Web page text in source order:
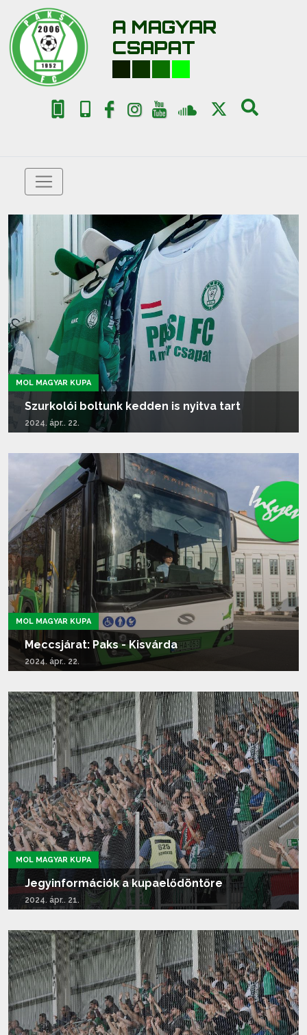
A MAGYAR
CSAPAT
MOL MAGYAR KUPA
Szurkolói boltunk kedden is nyitva tart
2024. ápr.. 22.
MOL MAGYAR KUPA
Meccsjárat: Paks - Kisvárda
2024. ápr.. 22.
MOL MAGYAR KUPA
Jegyinformációk a kupaelődöntőre
2024. ápr.. 21.